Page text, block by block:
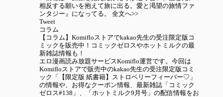
相反する願いを抱えて旅に出る。愛と渇望の旅情ファ
ンタジー』になってる。 全文へ>>
Tweet
コラム
【コラム】Komifloストアでkakao先生の受注限定版コ
ミックを販売中！コミックゼロスやホットミルクの最
新雑誌情報も！
エロ漫画読み放題サービスKomiflo運営です。今回は
Komifloストアで販売中のkakao先生の受注限定版コミ
ック「【限定版 紙書籍】ストロベリーフィーバー♡」
の情報や、お得なクーポン情報、最新雑誌「コミック
ゼロス#138」、「ホットミルク9月号」の配信情報をお